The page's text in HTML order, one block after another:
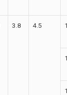
3.8 4.5